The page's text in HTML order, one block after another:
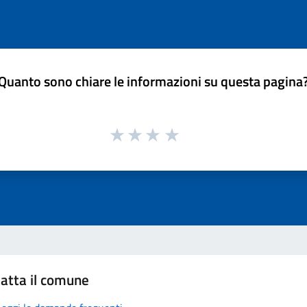
sono chiare le informazioni su questa
il comune